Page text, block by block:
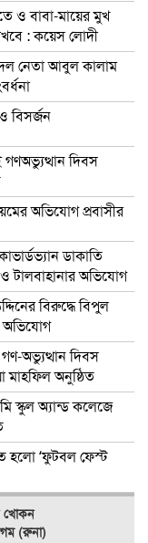
ও বাবা-মায়ের মুখ
: কয়েস লোদী
দল নেতা আবুল কালাম
বিসর্জন
দিবস
অভিযোগ প্রবাসীর
ডাকাতি
টালবাহানার অভিযোগ
বিরুদ্ধে বিপুল
অভিযোগ
অভ্যুত্থান দিবস
অনুষ্ঠিত
স্কুল অ্যান্ড কলেজে
হলো ‘ফুটবল ফেস্ট
খোকন
(রুনা)